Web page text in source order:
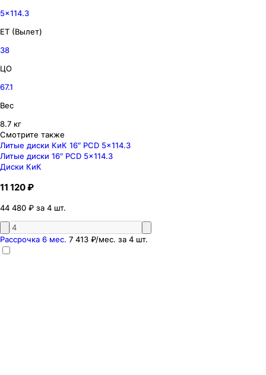
5x114.3
ET (Вылет)
38
ЦО
67.1
Вес
8.7 кг
Смотрите также
Литые диски КиК 16″ PCD 5x114.3
Литые диски 16″ PCD 5x114.3
Диски КиК
11 120 ₽
44 480 ₽ за 4 шт.
Рассрочка 6 мес. 7 413 ₽/мес. за 4 шт.